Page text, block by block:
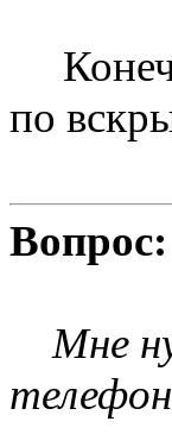
по
Вопрос:
Мне